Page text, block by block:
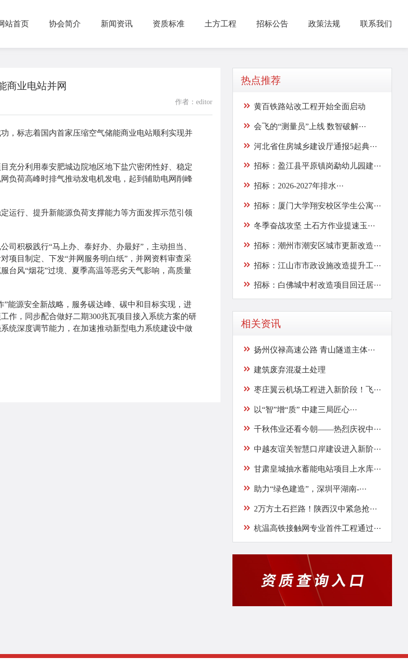
站首页 协会简介 新闻资讯 资质标准 土方工程 招标公告 政策法规 联系我们
商业电站并网
作者：editor
标志着国内首家压缩空气储能商业电站顺利实现并
分利用泰安肥城边院地区地下盐穴密闭性好、稳定
负荷高峰时排气推动发电机发电，起到辅助电网削峰
行、提升新能源负荷支撑能力等方面发挥示范引领
积极践行“马上办、泰好办、办最好”，主动担当、
项目制定、下发“并网服务明白纸”，并网资料审查采
台风“烟花”过境、夏季高温等恶劣天气影响，高质量
源安全新战略，服务碳达峰、碳中和目标实现，进
作，同步配合做好二期300兆瓦项目接入系统方案的研
统深度调节能力，在加速推动新型电力系统建设中做
热点推荐
黄百铁路站改工程开始全面启动
会飞的“测量员”上线 数智破解···
河北省住房城乡建设厅通报5起典···
招标：盈江县平原镇岗勐幼儿园建···
招标：2026-2027年排水···
招标：厦门大学翔安校区学生公寓···
冬季奋战攻坚 土石方作业提速玉···
招标：潮州市潮安区城市更新改造···
招标：江山市市政设施改造提升工···
招标：白佛城中村改造项目回迁居···
相关资讯
扬州仪禄高速公路 青山隧道主体···
建筑废弃混凝土处理
枣庄翼云机场工程进入新阶段！飞···
以“智”增“质” 中建三局匠心···
千秋伟业还看今朝——热烈庆祝中···
中越友谊关智慧口岸建设进入新阶···
甘肃皇城抽水蓄能电站项目上水库···
助力“绿色建造”，深圳平湖南-···
2万方土石拦路！陕西汉中紧急抢···
杭温高铁接触网专业首件工程通过···